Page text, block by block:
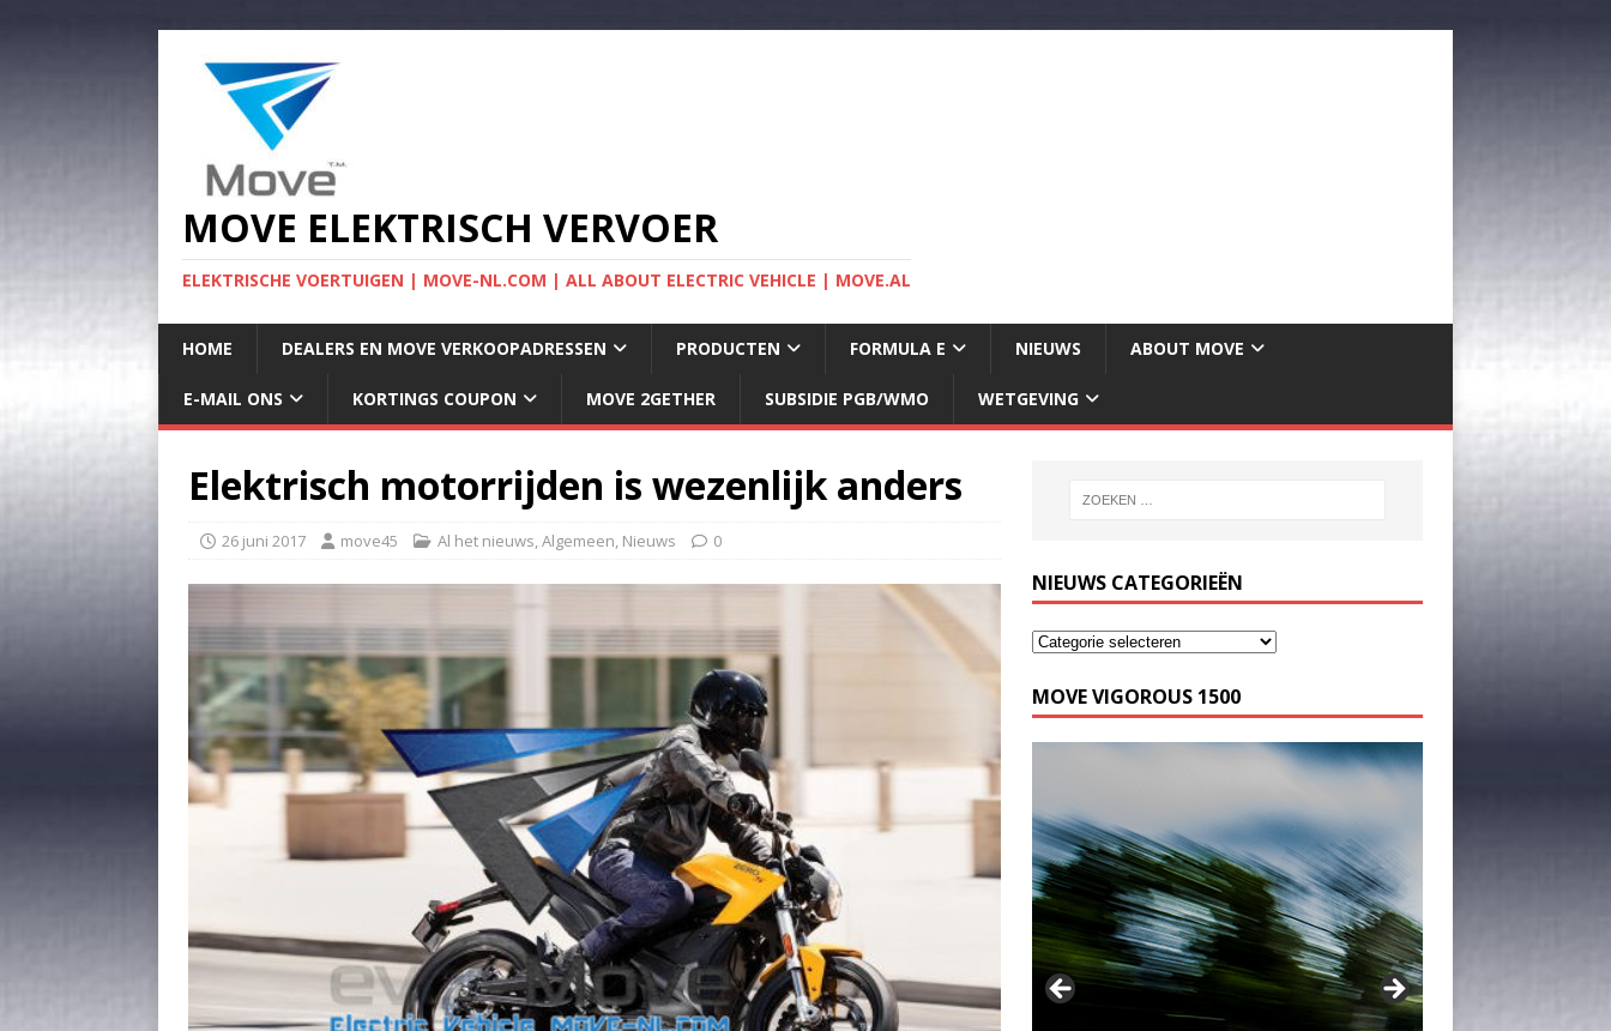
MOVE ELEKTRISCH VERVOER
ELEKTRISCHE VOERTUIGEN | MOVE-NL.COM | ALL ABOUT ELECTRIC VEHICLE | MOVE.AL
HOME DEALERS EN MOVE VERKOOPADRESSEN PRODUCTEN FORMULA E NIEUWS ABOUT MOVE
E-MAIL ONS KORTINGS COUPON MOVE 2GETHER SUBSIDIE PGB/WMO WETGEVING
Elektrisch motorrijden is wezenlijk anders
26 juni 2017 move45 Al het nieuws,Algemeen, Nieuws 0
NIEUWS CATEGORIEËN
MOVE VIGOROUS 1500